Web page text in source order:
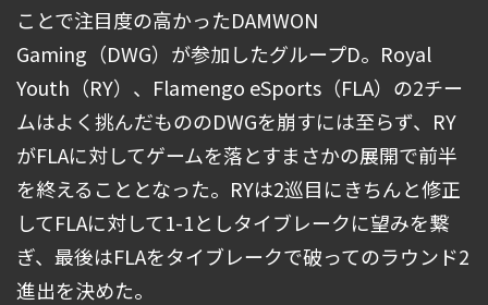
ことで注目度の高かったDAMWON
Gaming（DWG）が参加したグループD。Royal
Youth（RY）、Flamengo eSports（FLA）の2チー
ムはよく挑んだもののDWGを崩すには至らず、RY
がFLAに対してゲームを落とすまさかの展開で前半
を終えることとなった。RYは2巡目にきちんと修正
してFLAに対して1-1としタイブレークに望みを繋
ぎ、最後はFLAをタイブレークで破ってのラウンド2
進出を決めた。